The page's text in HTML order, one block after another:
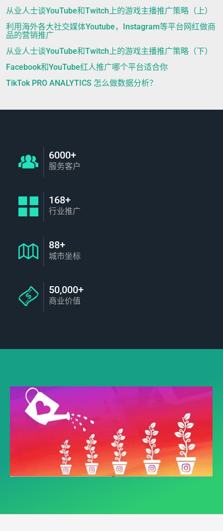
从业人士谈YouTube和Twitch上的游戏主播推广策略（上）
利用海外各大社交媒体Youtube，Instagram等平台网红做商
品的营销推广
从业人士谈YouTube和Twitch上的游戏主播推广策略（下）
Facebook和YouTube红人推广哪个平台适合你
TikTok PRO ANALYTICS 怎么做数据分析？
6000+
服务客户
168+
行业推广
88+
城市坐标
50,000+
商业价值